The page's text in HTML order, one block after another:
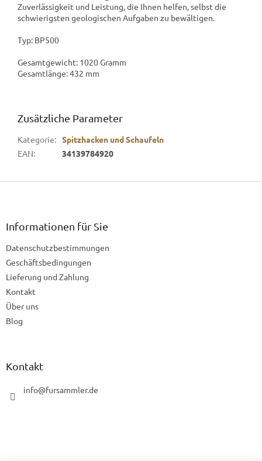
Zuverlässigkeit und Leistung, die Ihnen helfen, selbst die
schwierigsten geologischen Aufgaben zu bewältigen.
Typ: BP500
Gesamtgewicht: 1020 Gramm
Gesamtlänge: 432 mm
Zusätzliche Parameter
Kategorie: Spitzhacken und Schaufeln
EAN: 34139784920
F
Informationen für Sie
Datenschutzbestimmungen
Geschäftsbedingungen
Lieferung und Zahlung
Kontakt
Über uns
Blog
Kontakt
info@fursammler.de